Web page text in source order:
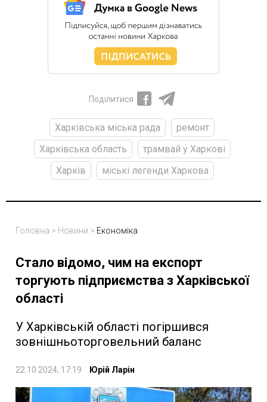
Поділитися
Харківська міська рада
ремонт
Харківська область
трамвай у Харкові
Харків
міські легенди Харкова
Головна > Новини > Економіка
Стало відомо, чим на експорт
торгують підприємства з Харківської
області
У Харківській області погіршився
зовнішньоторговельний баланс
22.10.2024, 17:19 Юрій Ларін